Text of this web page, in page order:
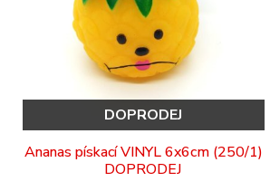
DOPRODEJ
Ananas pískací VINYL 6x6cm (250/1)
DOPRODEJ